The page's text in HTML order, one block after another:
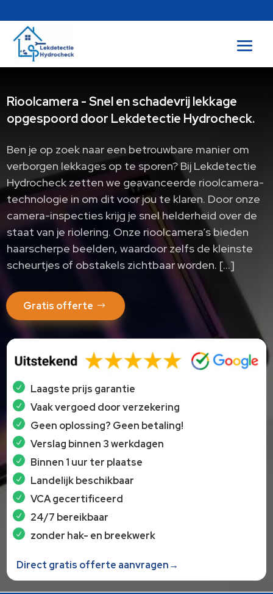
Rioolcamera - Snel en schadevrij lekkage
opgespoord door Lekdetectie Hydrocheck.
Ben je op zoek naar een betrouwbare manier om
verborgen lekkages op te sporen? Bij Lekdetectie
Hydrocheck zetten we geavanceerde rioolcamera-
technologie in om dit voor jou te klaren. Door onze
camera-inspecties krijg je snel helderheid over de
staat van je riolering. Onze rioolcamera’s bieden
haarscherpe beelden, waardoor zelfs de kleinste
scheurtjes of obstakels zichtbaar worden. […]
Gratis offerte
Laagste prijs garantie
Vaak vergoed door verzekering
Geen oplossing? Geen betaling!
Verslag binnen 3 werkdagen
Binnen 1 uur ter plaatse
Landelijk beschikbaar
VCA gecertificeerd
24/7 bereikbaar
zonder hak- en breekwerk
Direct gratis offerte aanvragen→